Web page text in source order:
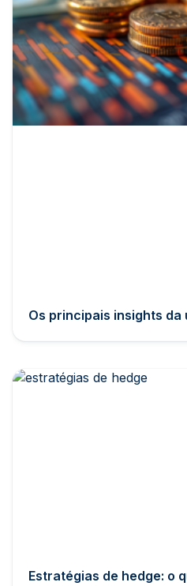
Os principais insights da
Estratégias de hedge: o